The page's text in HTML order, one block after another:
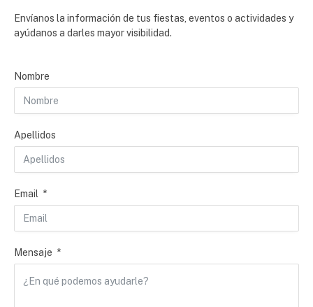
Envíanos la información de tus fiestas, eventos o actividades y
ayúdanos a darles mayor visibilidad.
Nombre
Apellidos
Email
Mensaje